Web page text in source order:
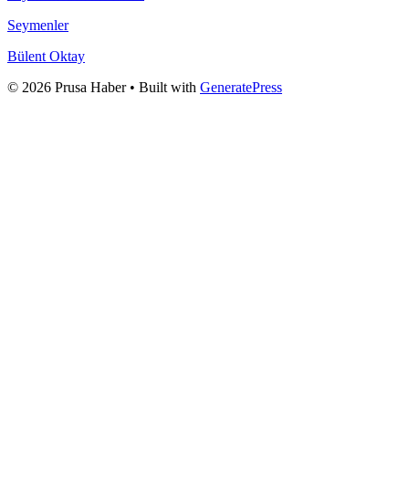
Seymenler
Bülent Oktay
© 2026 Prusa Haber• Built with GeneratePress